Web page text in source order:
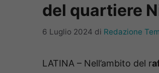
del quartiere
6 Luglio 2024 di Redazione
LATINA – Nell’ambito del r